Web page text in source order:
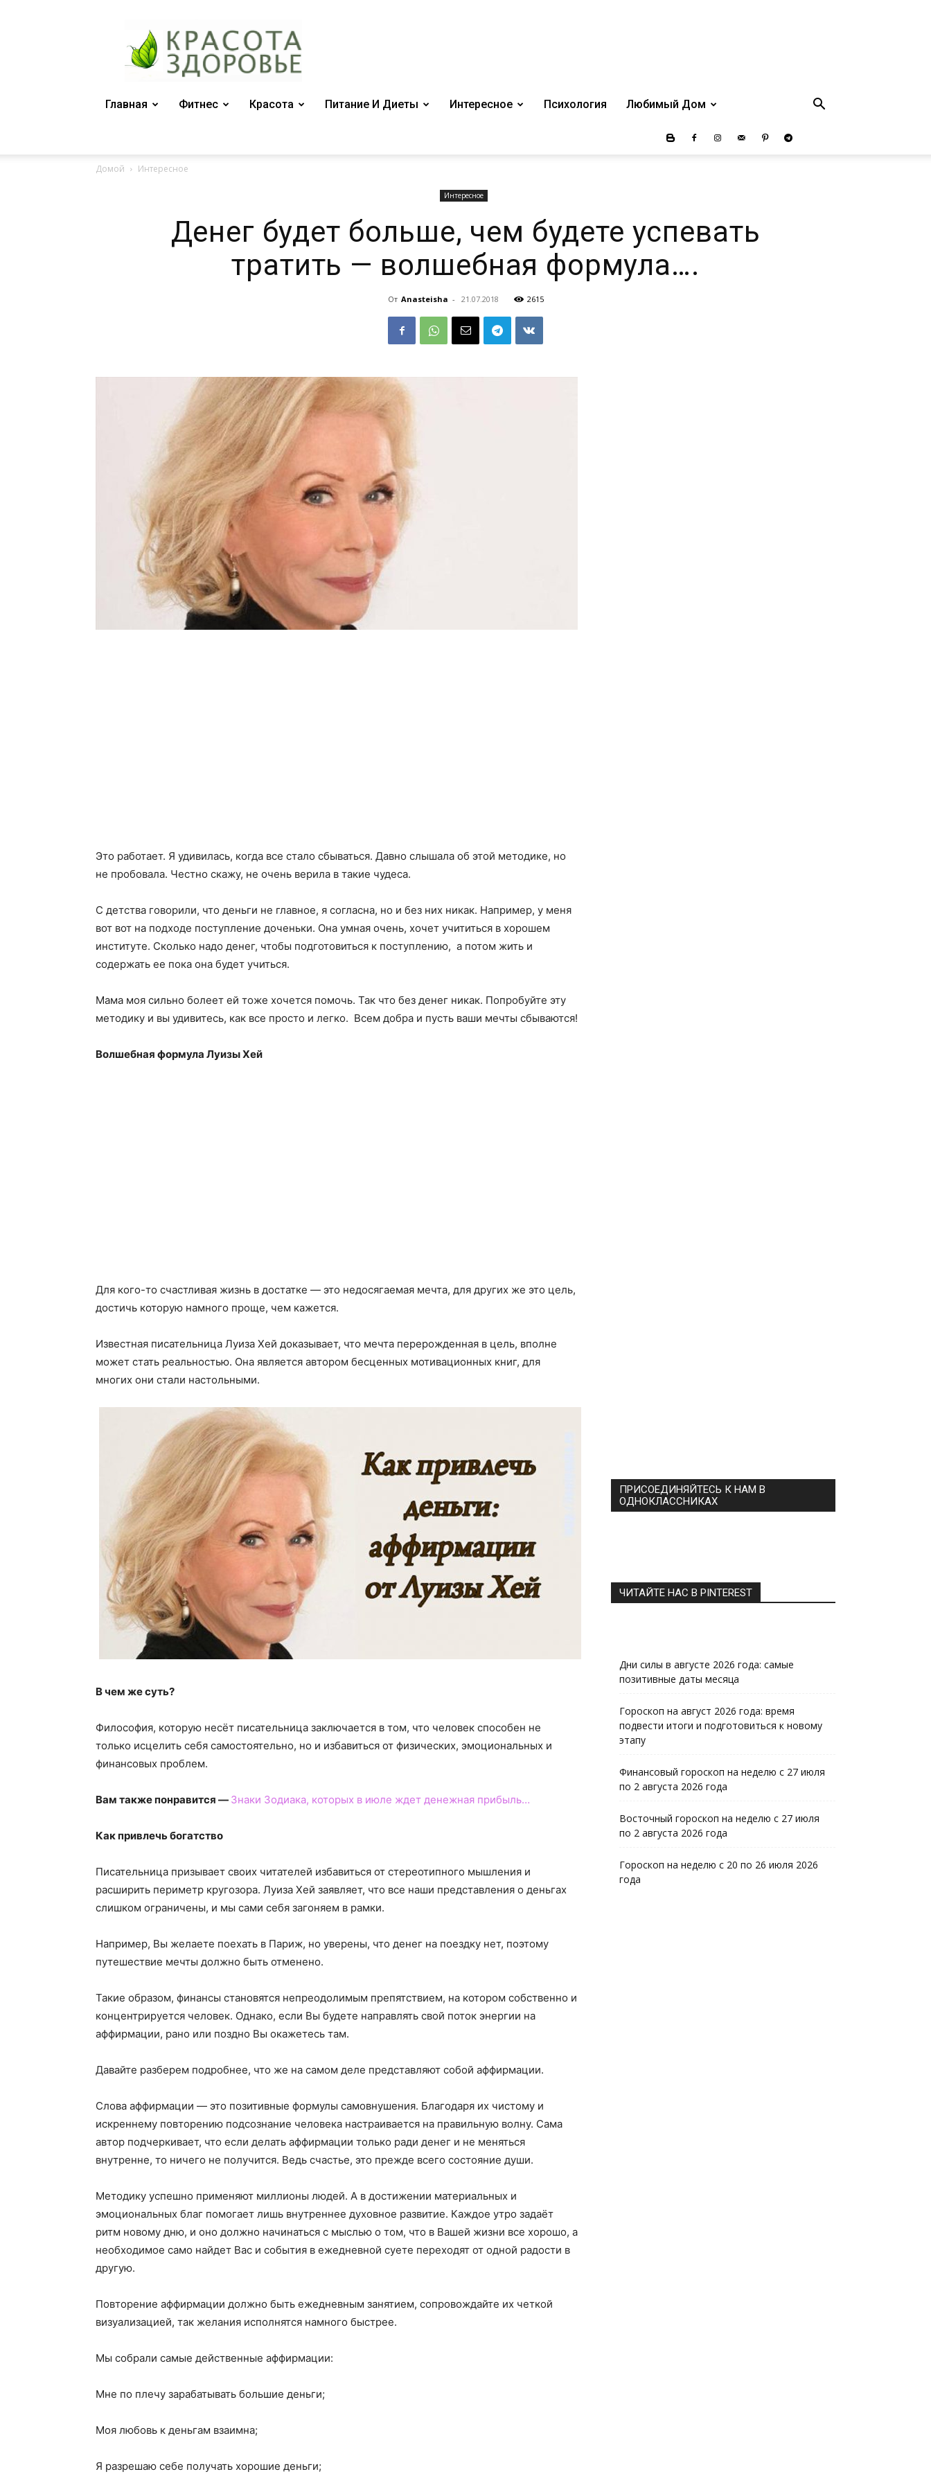
журнал
"Красота
и
Главная
Фитнес Красота Питание И Диеты Интересное Психология Любимый Дом
Домой Интересное
Интересное
Денег будет больше, чем будете успевать
тратить — волшебная формула….
От Anasteisha - 21.07.2018 2615
Это работает. Я удивилась, когда все стало сбываться. Давно слышала об этой методике, но
не пробовала. Честно скажу, не очень верила в такие чудеса.
С детства говорили, что деньги не главное, я согласна, но и без них никак. Например, у меня
вот вот на подходе поступление доченьки. Она умная очень, хочет учититься в хорошем
институте. Сколько надо денег, чтобы подготовиться к поступлению, а потом жить и
содержать ее пока она будет учиться.
Мама моя сильно болеет ей тоже хочется помочь. Так что без денег никак. Попробуйте эту
методику и вы удивитесь, как все просто и легко. Всем добра и пусть ваши мечты сбываются!
Волшебная формула Луизы Хей
Для кого-то счастливая жизнь в достатке — это недосягаемая мечта, для других же это цель,
достичь которую намного проще, чем кажется.
Известная писательница Луиза Хей доказывает, что мечта перерожденная в цель, вполне
может стать реальностью. Она является автором бесценных мотивационных книг, для
многих они стали настольными.
В чем же суть?
Философия, которую несёт писательница заключается в том, что человек способен не
только исцелить себя самостоятельно, но и избавиться от физических, эмоциональных и
финансовых проблем.
Вам также понравится — Знаки Зодиака, которых в июле ждет денежная прибыль…
Как привлечь богатство
Писательница призывает своих читателей избавиться от стереотипного мышления и
расширить периметр кругозора. Луиза Хей заявляет, что все наши представления о деньгах
слишком ограничены, и мы сами себя загоняем в рамки.
Например, Вы желаете поехать в Париж, но уверены, что денег на поездку нет, поэтому
путешествие мечты должно быть отменено.
Такие образом, финансы становятся непреодолимым препятствием, на котором собственно и
концентрируется человек. Однако, если Вы будете направлять свой поток энергии на
аффирмации, рано или поздно Вы окажетесь там.
Давайте разберем подробнее, что же на самом деле представляют собой аффирмации.
Слова аффирмации — это позитивные формулы самовнушения. Благодаря их чистому и
искреннему повторению подсознание человека настраивается на правильную волну. Сама
автор подчеркивает, что если делать аффирмации только ради денег и не меняться
внутренне, то ничего не получится. Ведь счастье, это прежде всего состояние души.
Методику успешно применяют миллионы людей. А в достижении материальных и
эмоциональных благ помогает лишь внутреннее духовное развитие. Каждое утро задаёт
ритм новому дню, и оно должно начинаться с мыслью о том, что в Вашей жизни все хорошо, а
необходимое само найдет Вас и события в ежедневной суете переходят от одной радости в
другую.
Повторение аффирмации должно быть ежедневным занятием, сопровождайте их четкой
визуализацией, так желания исполнятся намного быстрее.
Мы собрали самые действенные аффирмации:
Мне по плечу зарабатывать большие деньги;
Моя любовь к деньгам взаимна;
Я разрешаю себе получать хорошие деньги;
ПРИСОЕДИНЯЙТЕСЬ К НАМ В
ОДНОКЛАССНИКАХ
ЧИТАЙТЕ НАС В PINTEREST
Дни силы в августе 2026 года: самые
позитивные даты месяца
Гороскоп на август 2026 года: время
подвести итоги и подготовиться к новому
этапу
Финансовый гороскоп на неделю с 27 июля
по 2 августа 2026 года
Восточный гороскоп на неделю с 27 июля
по 2 августа 2026 года
Гороскоп на неделю с 20 по 26 июля 2026
года